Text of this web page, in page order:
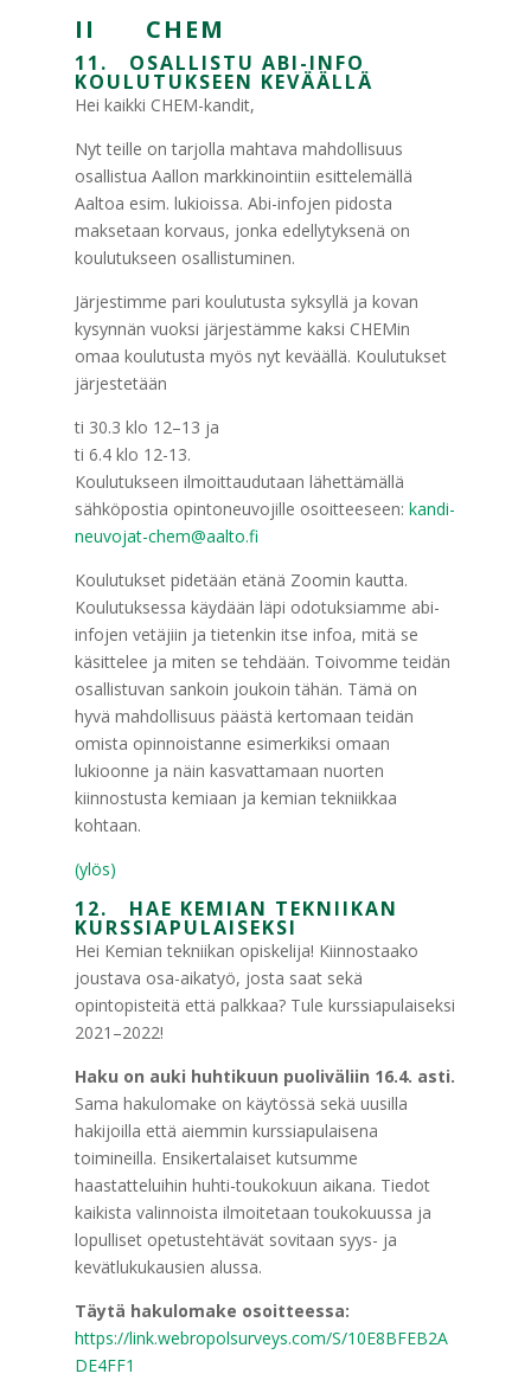
II CHEM
11. OSALLISTU ABI-INFO
KOULUTUKSEEN KEVÄÄLLÄ
Hei kaikki CHEM-kandit,
Nyt teille on tarjolla mahtava mahdollisuus
osallistua Aallon markkinointiin esittelemällä
Aaltoa esim. lukioissa. Abi-infojen pidosta
maksetaan korvaus, jonka edellytyksenä on
koulutukseen osallistuminen.
Järjestimme pari koulutusta syksyllä ja kovan
kysynnän vuoksi järjestämme kaksi CHEMin
omaa koulutusta myös nyt keväällä. Koulutukset
järjestetään
ti 30.3 klo 12–13 ja
ti 6.4 klo 12-13.
Koulutukseen ilmoittaudutaan lähettämällä
sähköpostia opintoneuvojille osoitteeseen: kandi-
neuvojat-chem@aalto.fi
Koulutukset pidetään etänä Zoomin kautta.
Koulutuksessa käydään läpi odotuksiamme abi-
infojen vetäjiin ja tietenkin itse infoa, mitä se
käsittelee ja miten se tehdään. Toivomme teidän
osallistuvan sankoin joukoin tähän. Tämä on
hyvä mahdollisuus päästä kertomaan teidän
omista opinnoistanne esimerkiksi omaan
lukioonne ja näin kasvattamaan nuorten
kiinnostusta kemiaan ja kemian tekniikkaa
kohtaan.
(ylös)
12. HAE KEMIAN TEKNIIKAN
KURSSIAPULAISEKSI
Hei Kemian tekniikan opiskelija! Kiinnostaako
joustava osa-aikatyö, josta saat sekä
opintopisteitä että palkkaa? Tule kurssiapulaiseksi
2021–2022!
Haku on auki huhtikuun puoliväliin 16.4. asti.
Sama hakulomake on käytössä sekä uusilla
hakijoilla että aiemmin kurssiapulaisena
toimineilla. Ensikertalaiset kutsumme
haastatteluihin huhti-toukokuun aikana. Tiedot
kaikista valinnoista ilmoitetaan toukokuussa ja
lopulliset opetustehtävät sovitaan syys- ja
kevätlukukausien alussa.
Täytä hakulomake osoitteessa:
https://link.webropolsurveys.com/S/10E8BFEB2A
DE4FF1